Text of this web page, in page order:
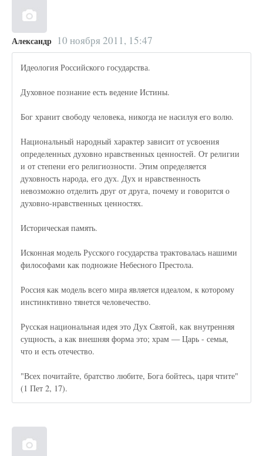
Александр 10 ноября 2011, 15:47
Идеология Российского государства.
Духовное познание есть ведение Истины.
Бог хранит свободу человека, никогда не насилуя его волю.
Национальный народный характер зависит от усвоения
определенных духовно нравственных ценностей. От религии
и от степени его религиозности. Этим определяется
духовность народа, его дух. Дух и нравственность
невозможно отделить друг от друга, почему и говорится о
духовно-нравственных ценностях.
Историческая память.
Исконная модель Русского государства трактовалась нашими
философами как подножие Небесного Престола.
Россия как модель всего мира является идеалом, к которому
инстинктивно тянется человечество.
Русская национальная идея это Дух Святой, как внутренняя
сущность, а как внешняя форма это; храм — Царь - семья,
что и есть отечество.
"Всех почитайте, братство любите, Бога бойтесь, царя чтите"
(1 Пет 2, 17).